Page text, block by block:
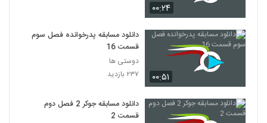
۰۰:۲۴
۰۰:۵۱
دانلود مسابقه پدرخوانده فصل سوم
قسمت 16
دوستی ها
۲۳۷ بازدید
دانلود مسابقه جوکر 2 فصل دوم
قسمت 2